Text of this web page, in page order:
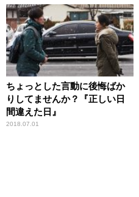
ちょっとした言動に後悔ばか
りしてませんか？『正しい日
間違えた日』
2018.07.01